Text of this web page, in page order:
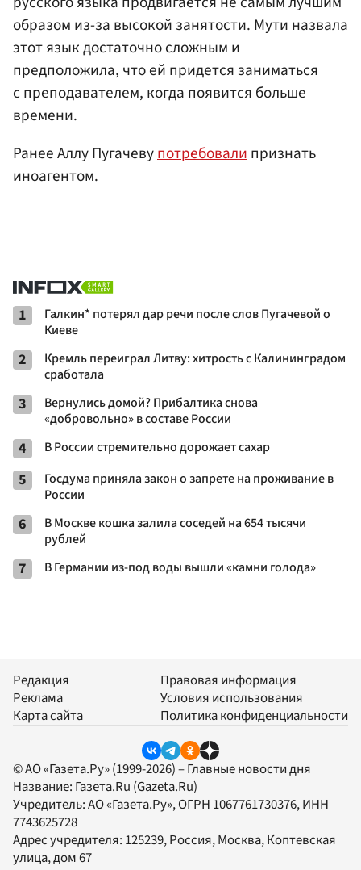
образом из-за высокой занятости. Мути назвала
этот язык достаточно сложным и
предположила, что ей придется заниматься
с преподавателем, когда появится больше
времени.
Ранее Аллу Пугачевупотребовалипризнать
иноагентом.
1
Галкин* потерял дар речи после слов Пугачевой о
Киеве
2
Кремль переиграл Литву: хитрость с Калининградом
сработала
3
Вернулись домой? Прибалтика снова
«добровольно» в составе России
4 В России стремительно дорожает сахар
5
Госдума приняла закон о запрете на проживание в
России
6
В Москве кошка залила соседей на 654 тысячи
рублей
7 В Германии из-под воды вышли «камни голода»
Редакция
Реклама
Карта сайта
Правовая информация
Условия использования
Политика конфиденциальности
© АО «Газета.Ру» (1999-2026) – Главные новости дня
Название: Газета.Ru (Gazeta.Ru)
Учредитель:АО «Газета.Ру», ОГРН 1067761730376, ИНН
7743625728
Адрес учредителя: 125239, Россия, Москва, Коптевская
улица, дом 67